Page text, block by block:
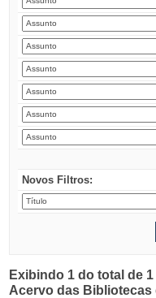
Novos Filtros:
Exibindo 1 do total de
Acervo das Bibliotecas